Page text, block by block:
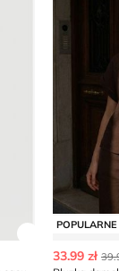
POPULARNE
33.99 zł